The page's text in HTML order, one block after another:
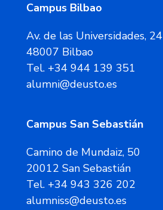
Campus Bilbao
Av. de las Universidades, 24
48007 Bilbao
Tel. +34 944 139 351
alumni@deusto.es
Campus San Sebastián
Camino de Mundaiz, 50
20012 San Sebastián
Tel. +34 943 326 202
alumniss@deusto.es